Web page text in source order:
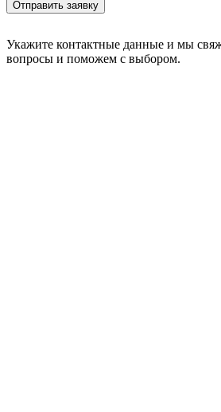
Укажите контактные данные и мы
вопросы и поможем с выбором.